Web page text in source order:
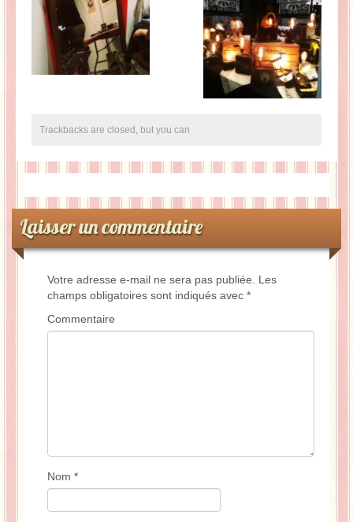
Trackbacks are closed, but you can
Laisser un commentaire
Votre adresse e-mail ne sera pas publiée.
Les
champs obligatoires sont indiqués avec *
Commentaire
Nom *